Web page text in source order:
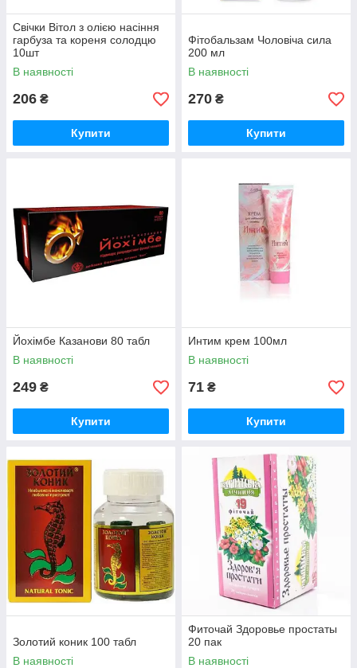
Свічки Вітол з олією насіння
гарбуза та кореня солодцю
10шт
В наявності
206 ₴
Купити
Фітобальзам Чоловіча сила
200 мл
В наявності
270 ₴
Купити
Йохімбе Казанови 80 табл
В наявності
249 ₴
Купити
Интим крем 100мл
В наявності
71 ₴
Купити
Золотий коник 100 табл
В наявності
Фиточай Здоровье простаты
20 пак
В наявності